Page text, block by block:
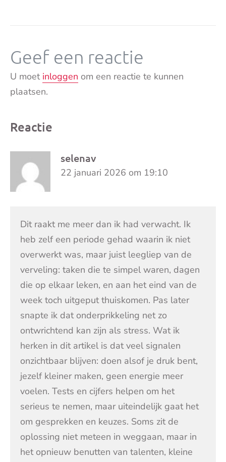
Geef een reactie
U moet inloggen om een reactie te kunnen
plaatsen.
Reactie
selenav
22 januari 2026 om 19:10
Dit raakt me meer dan ik had verwacht. Ik
heb zelf een periode gehad waarin ik niet
overwerkt was, maar juist leegliep van de
verveling: taken die te simpel waren, dagen
die op elkaar leken, en aan het eind van de
week toch uitgeput thuiskomen. Pas later
snapte ik dat onderprikkeling net zo
ontwrichtend kan zijn als stress. Wat ik
herken in dit artikel is dat veel signalen
onzichtbaar blijven: doen alsof je druk bent,
jezelf kleiner maken, geen energie meer
voelen. Tests en cijfers helpen om het
serieus te nemen, maar uiteindelijk gaat het
om gesprekken en keuzes. Soms zit de
oplossing niet meteen in weggaan, maar in
het opnieuw benutten van talenten, kleine